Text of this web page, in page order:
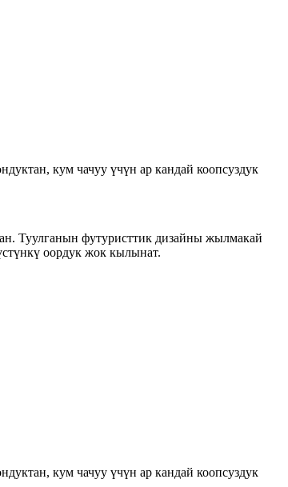
кум чачуу үчүн ар кандай коопсуздук
Туулганын футуристтик дизайны жылмакай
оордук жок кылынат.
кум чачуу үчүн ар кандай коопсуздук